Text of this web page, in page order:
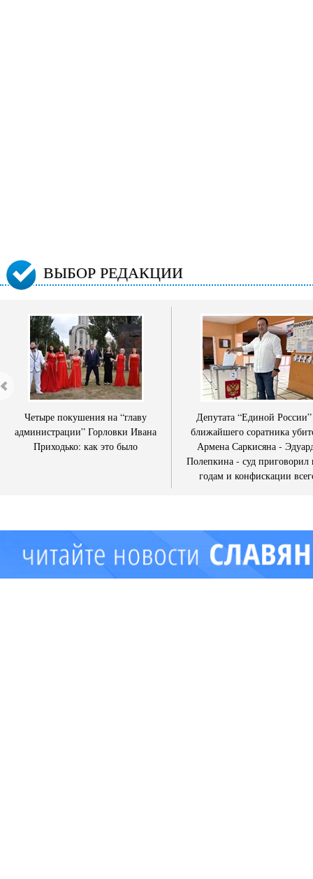
ВЫБОР РЕДАКЦИИ
Четыре покушения на “главу
администрации” Горловки Ивана
Приходько: как это было
Депутата “Единой
ближайшего соратника
Армена Саркисяна -
Полепкина - суд приговорил
годам и конфискации